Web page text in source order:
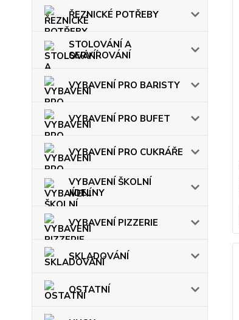
ŘEZNICKÉ POTŘEBY
STOLOVÁNÍ A
SERVÍROVÁNÍ
VYBAVENÍ PRO BARISTY
VYBAVENÍ PRO BUFET
VYBAVENÍ PRO CUKRÁŘE
VYBAVENÍ ŠKOLNÍ
JÍDELNY
VYBAVENÍ PIZZERIE
SKLADOVÁNÍ
OSTATNÍ